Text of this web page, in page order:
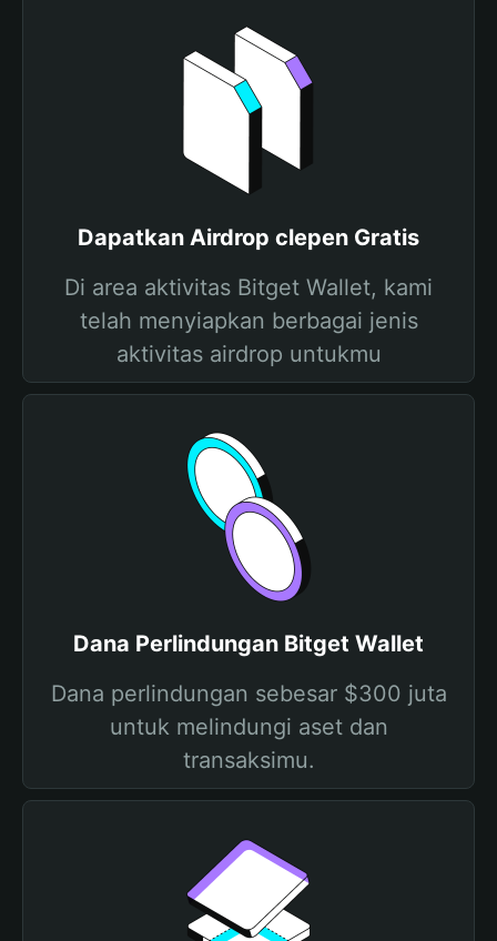
Dapatkan Airdrop clepen Gratis
Di area aktivitas Bitget Wallet, kami
telah menyiapkan berbagai jenis
aktivitas airdrop untukmu
Dana Perlindungan Bitget Wallet
Dana perlindungan sebesar $300 juta
untuk melindungi aset dan
transaksimu.